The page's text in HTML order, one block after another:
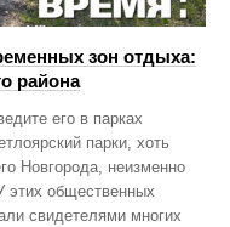
зон отдыха:
района
его в парках
парки, хоть
Новгорода, неизменно
этих общественных
свидетелями многих